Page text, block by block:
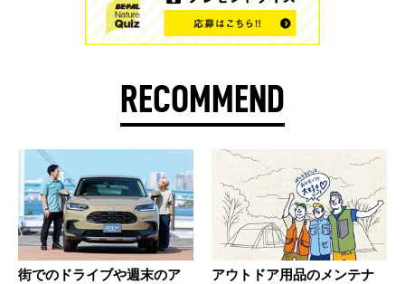
RECOMMEND
街でのドライブや週末のア
アウトドア用品のメンテナ